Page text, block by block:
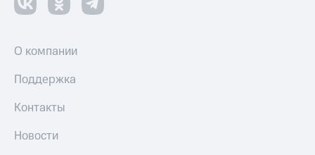
О компании
Поддержка
Контакты
Новости